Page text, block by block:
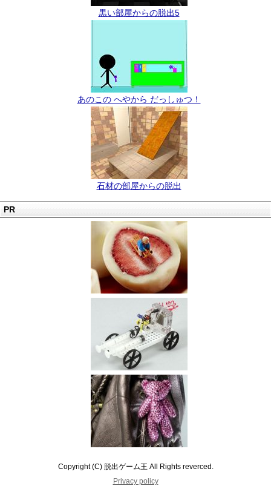
黒い部屋からの脱出5
あのこの へやから だっしゅつ！
石材の部屋からの脱出
PR
Copyright (C) 脱出ゲーム王 All Rights reverced.
Privacy policy